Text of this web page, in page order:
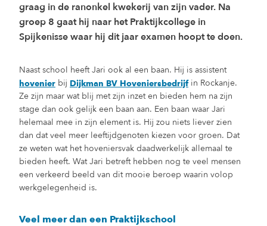
graag in de ranonkel kwekerij van zijn vader. Na
groep 8 gaat hij naar het Praktijkcollege in
Spijkenisse waar hij dit jaar examen hoopt te doen.
Naast school heeft Jari ook al een baan. Hij is assistent
hovenier bij Dijkman BV Hoveniersbedrijfin Rockanje.
Ze zijn maar wat blij met zijn inzet en bieden hem na zijn
stage dan ook gelijk een baan aan. Een baan waar Jari
helemaal mee in zijn element is. Hij zou niets liever zien
dan dat veel meer leeftijdgenoten kiezen voor groen. Dat
ze weten wat het hoveniersvak daadwerkelijk allemaal te
bieden heeft. Wat Jari betreft hebben nog te veel mensen
een verkeerd beeld van dit mooie beroep waarin volop
werkgelegenheid is.
Veel meer dan een Praktijkschool